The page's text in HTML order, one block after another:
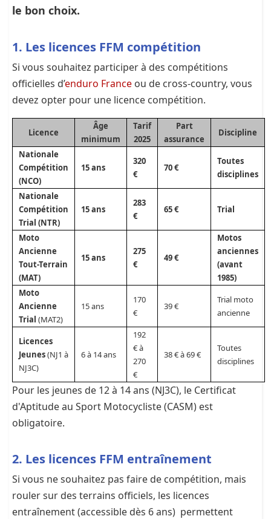
le bon choix.
1. Les licences FFM compétition
Si vous souhaitez participer à des compétitions
officielles d’enduro France ou de cross-country, vous
devez opter pour une licence compétition.
Licence
Âge
minimum
Tarif
2025
Part
assurance
Discipline
Nationale
Compétition
(NCO)
15 ans
320
€
70 €
Toutes
disciplines
Nationale
Compétition
Trial (NTR)
15 ans
283
€
65 € Trial
Moto
Ancienne
Tout-Terrain
(MAT)
15 ans
275
€
49 €
Motos
anciennes
(avant
1985)
Moto
Ancienne
Trial (MAT2)
15 ans
170
€
39 €
Trial moto
ancienne
Licences
Jeunes(NJ1 à
NJ3C)
6 à 14 ans
192
€ à
270
€
38 € à 69 €
Toutes
disciplines
Pour les jeunes de 12 à 14 ans (NJ3C), le Certificat
d'Aptitude au Sport Motocycliste (CASM) est
obligatoire.
2. Les licences FFM entraînement
Si vous ne souhaitez pas faire de compétition, mais
rouler sur des terrains officiels, les licences
entraînement (accessible dès 6 ans) permettent